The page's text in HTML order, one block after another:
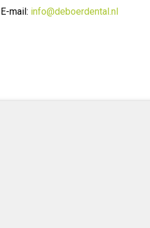
E-mail: info@deboerdental.nl